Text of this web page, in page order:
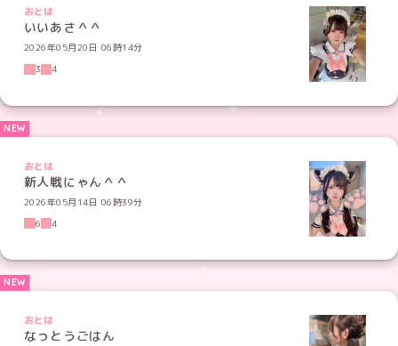
おとは
いいあさ＾＾
2026年05月20日 06時14分
3
4
おとは
新人戦にゃん＾＾
2026年05月14日 06時39分
6
4
おとは
なっとうごはん